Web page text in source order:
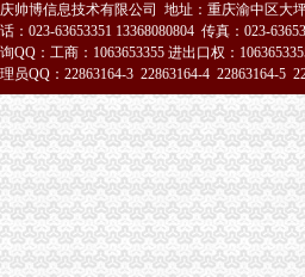
金科VISAR国际二手房、租房-重庆安
法律意见书_联发科技（）_
家湾-写字楼-精装修带办公家具-_重
在别处,想问孩子上朵力谢家湾户
科VISAR国际二手房、租房-重庆安
办理】价格_厂家_图片-Hc360慧聪网
具安装维修中心_志趣网
室中等装修其它|北京个人5000-6500
手家电市场】-天水赶集网
限公司开业的批复
帅博信息技术有限公司 地址：重庆渝中区大
：023-63653351 13368080804 传真：023-
QQ：工商：1063653355 进出口权：
员QQ：22863164-3 22863164-4 22863164-5